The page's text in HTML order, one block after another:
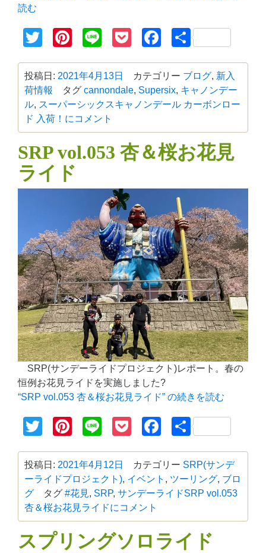
読む
TwitterPinterest
Line PocketFacebook
共
投稿日: 2021年4月13日 カテゴリー ブログ, 新入
荷情報
タグ cannondale, Supersix, キャノンデー
ル, スーパーシックスキャノンデール カーボンロー
ド 入荷！に コメント
SRP vol.053 杏＆桜お花見
ライド
SRP(サンデーライドプロジェクト)レポート。春の
恒例お花見ライドを実施しました?
“SRP vol.053 杏＆桜お花見ライド” の続きを読む
TwitterPinterest
Line PocketFacebook
共
投稿日: 2021年4月12日 カテゴリー SRP(サンデ
ーライドプロジェクト), イベント , ツーリング, ブロ
グ
タグ #花見, SRP, サンデーライドSRP vol.053
杏＆桜お花見ライドに コメント
スプリングソロライド